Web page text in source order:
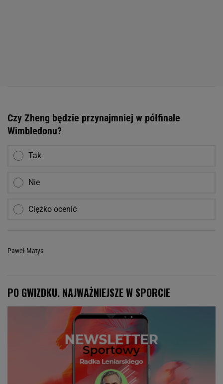
Czy Zheng będzie przynajmniej w półfinale
Wimbledonu?
Tak
Nie
Ciężko ocenić
Paweł Matys